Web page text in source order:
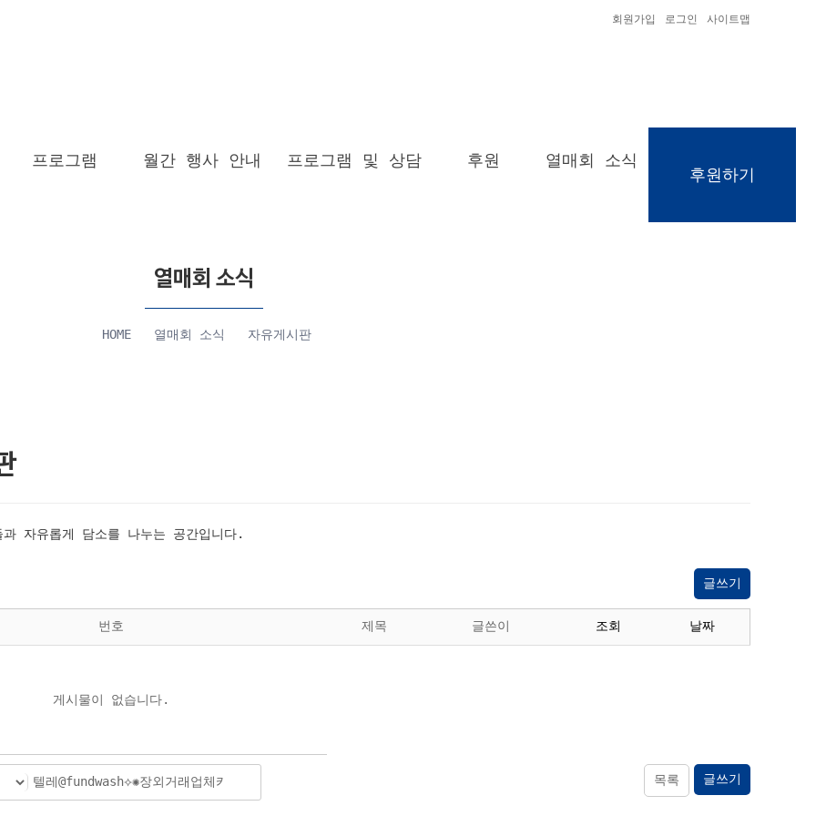
회원가입 로그인 사이트맵
프로그램 월간 행사 안내 프로그램 및 상담 후원 열매회 소식
후원하기
열매회 소식
HOME 열매회 소식 자유게시판
과 자유롭게 담소를 나누는 공간입니다.
글쓰기
번호 제목 글쓴이 조회 날짜
게시물이 없습니다.
목록 글쓰기